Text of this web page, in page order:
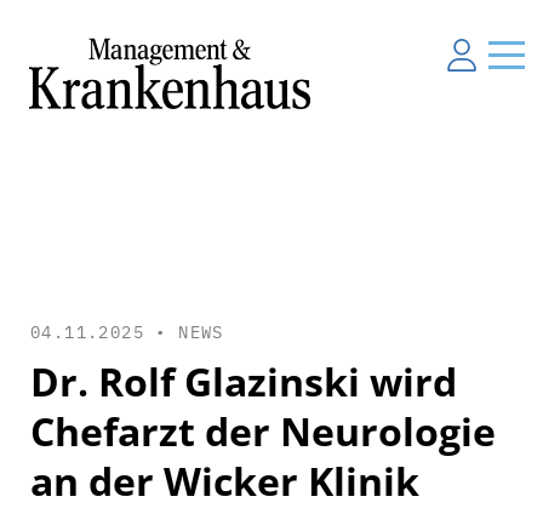
04.11.2025 • NEWS
Dr. Rolf Glazinski wird
Chefarzt der Neurologie
an der Wicker Klinik